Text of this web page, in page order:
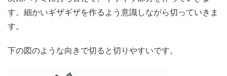
す。細かいギザギザを作るよう意識しながら切っていきま
す。
下の図のような向きで切ると切りやすいです。